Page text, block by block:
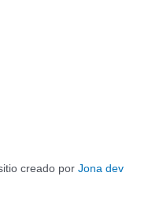
creado por Jona dev